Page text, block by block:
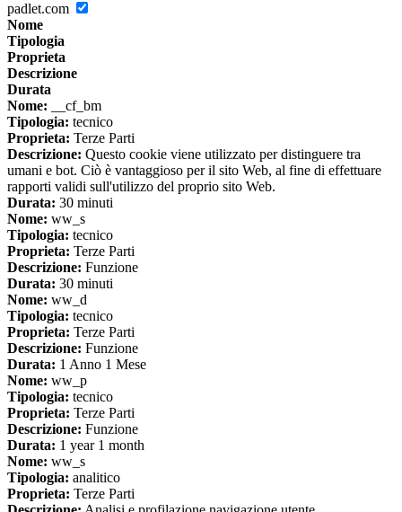
padlet.com
Nome
Tipologia
Proprieta
Descrizione
Durata
Nome: __cf_bm
Tipologia: tecnico
Proprieta: Terze Parti
Descrizione: Questo cookie viene utilizzato per distinguere tra
umani e bot. Ciò è vantaggioso per il sito Web, al fine di effettuare
rapporti validi sull'utilizzo del proprio sito Web.
Durata: 30 minuti
Nome: ww_s
Tipologia: tecnico
Proprieta: Terze Parti
Descrizione: Funzione
Durata: 30 minuti
Nome: ww_d
Tipologia: tecnico
Proprieta: Terze Parti
Descrizione: Funzione
Durata: 1 Anno 1 Mese
Nome: ww_p
Tipologia: tecnico
Proprieta: Terze Parti
Descrizione: Funzione
Durata: 1 year 1 month
Nome: ww_s
Tipologia: analitico
Proprieta: Terze Parti